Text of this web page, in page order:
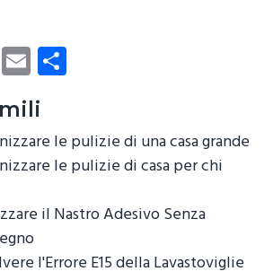
Pi E
m
ail
di
vi
di
le pulizie di una casa grande
le pulizie di casa per chi
il Nastro Adesivo Senza
l'Errore E15 della Lavastoviglie